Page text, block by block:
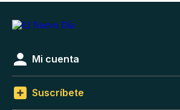
Mi cuenta
Suscríbete